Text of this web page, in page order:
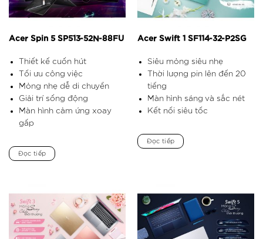
Acer Spin 5 SP513-52N-88FU
Thiết kế cuốn hút
Tối ưu công việc
Mỏng nhẹ dễ di chuyển
Giải trí sống động
Màn hình cảm ứng xoay
gấp
Đọc tiếp
Acer Swift 1 SF114-32-P2SG
Siêu mỏng siêu nhẹ
Thời lượng pin lên đến 20
tiếng
Màn hình sáng và sắc nét
Kết nối siêu tốc
Đọc tiếp